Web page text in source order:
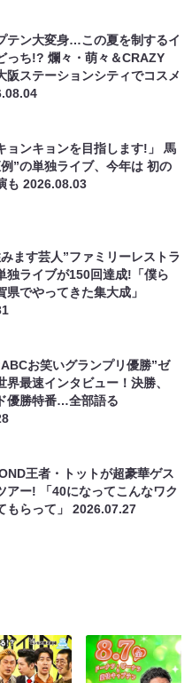
テン大変身…この夏を制するイ
っち!? 爛々・萌々＆CRAZY
阪ステーションシティでコスメ
ョンキョンを目指します!」 馬
”の単独ライブ、今年は 初の
も2026.08.03
ます芸人”ファミリーレストラ
独ライブが150回達成!「僕ら
県でやってきた集大成」
お笑いグランプリ優勝”ゼ
界最速インタビュー！決勝、
優勝特番…全部語る
王者・トットが超豪華ゲス
アー! 「40になってこんなワク
もらって」2026.07.27